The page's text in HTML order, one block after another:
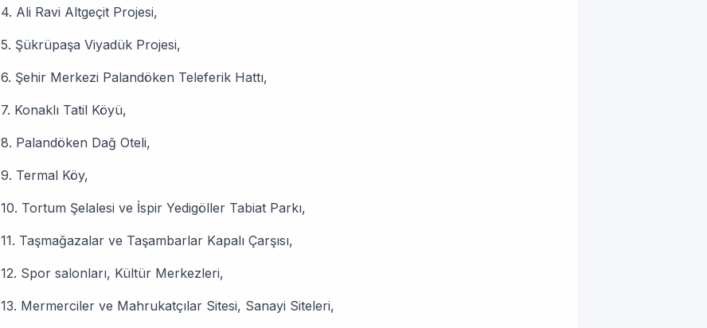
4. Ali Ravi Altgeçit Projesi,
5. Şükrüpaşa Viyadük Projesi,
6. Şehir Merkezi Palandöken Teleferik Hattı,
7. Konaklı Tatil Köyü,
8. Palandöken Dağ Oteli,
9. Termal Köy,
10. Tortum Şelalesi ve İspir Yedigöller Tabiat Parkı,
11. Taşmağazalar ve Taşambarlar Kapalı Çarşısı,
12. Spor salonları, Kültür Merkezleri,
13. Mermerciler ve Mahrukatçılar Sitesi, Sanayi Siteleri,